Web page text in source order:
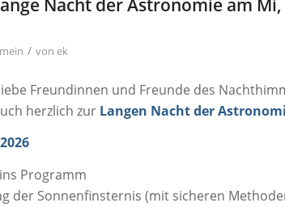
Nacht der Astronomie am Mi,
/ vonek
Freundinnen und Freunde des
herzlich zur Langen Nacht der
Programm
der Sonnenfinsternis (mit sicheren